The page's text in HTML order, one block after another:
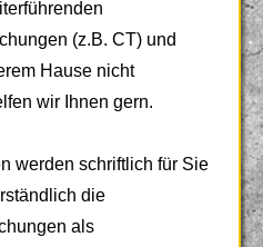
(z.B. CT) und
Hause nicht
wir Ihnen gern.
werden schriftlich für Sie
die
als